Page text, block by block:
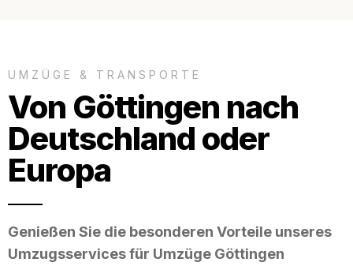
UMZÜGE & TRANSPORTE
Von Göttingen nach
Deutschland oder
Europa
Genießen Sie die besonderen Vorteile unseres
Umzugsservices für Umzüge Göttingen